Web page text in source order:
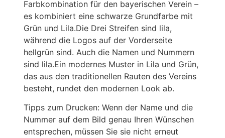
Farbkombination für den bayerischen Verein –
es kombiniert eine schwarze Grundfarbe mit
Grün und Lila.Die Drei Streifen sind lila,
während die Logos auf der Vorderseite
hellgrün sind. Auch die Namen und Nummern
sind lila.Ein modernes Muster in Lila und Grün,
das aus den traditionellen Rauten des Vereins
besteht, rundet den modernen Look ab.
Tipps zum Drucken: Wenn der Name und die
Nummer auf dem Bild genau Ihren Wünschen
entsprechen, müssen Sie sie nicht erneut